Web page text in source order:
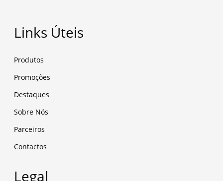
Links Úteis
Produtos
Promoções
Destaques
Sobre Nós
Parceiros
Contactos
Legal